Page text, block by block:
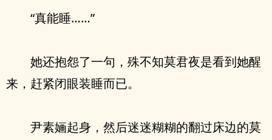
“真能睡……”
她还抱怨了一句，殊不知莫君夜是看到她醒
来，赶紧闭眼装睡而已。
尹素婳起身，然后迷迷糊糊的翻过床边的莫